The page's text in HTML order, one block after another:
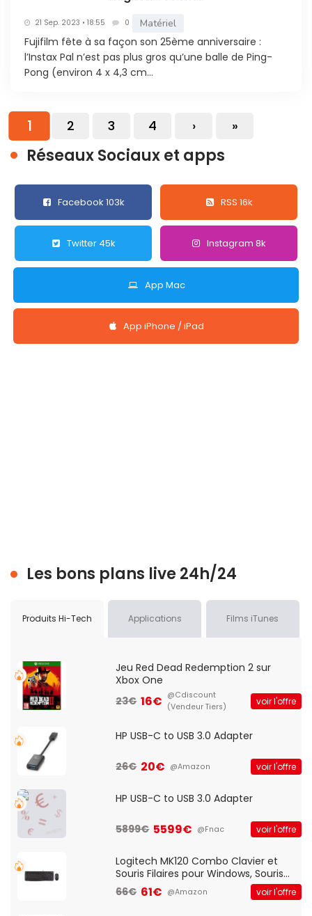
21 Sep. 2023 • 18:55 0 Matériel
Fujifilm fête à sa façon son 25ème anniversaire :
l’Instax Pal n’est pas plus gros qu’une balle de Ping-
Pong (environ 4 x 4,3 cm...
1 2 3 4 › »
Réseaux Sociaux et apps
Facebook 103k RSS 16k
Twitter 45k Instagram 8k
App Mac
App iPhone / iPad
Les bons plans live 24h/24
Produits Hi-Tech Applications Films iTunes
Jeu Red Dead Redemption 2 sur
Xbox One
23€ 16€ @Cdiscount
(Vendeur Tiers)
voir l'offre
HP USB-C to USB 3.0 Adapter
26€ 20€ @Amazon voir l'offre
HP USB-C to USB 3.0 Adapter
5899€ 5599€ @Fnac voir l'offre
Logitech MK120 Combo Clavier et
Souris Filaires pour Windows, Souris
Optique Filaire, Connexion USB Plug
And Play, Confortable, Taille
66€ 61€ @Amazon voir l'offre